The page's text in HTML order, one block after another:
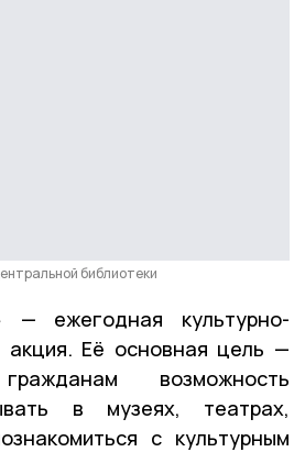
библиотеки
— ежегодная культурно-
акция. Её основная цель —
возможность
в музеях, театрах,
с культурным